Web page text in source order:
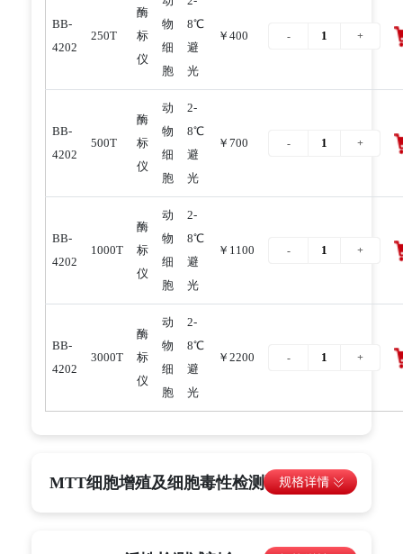
BB-
4202
250T
酶
标
仪
物
细
胞
8℃
避
光
￥400
BB-
4202
500T
酶
标
仪
动
物
细
胞
2-
8℃
避
光
￥700
BB-
4202
1000T
酶
标
仪
动
物
细
胞
2-
8℃
避
光
￥1100
BB-
4202
3000T
酶
标
仪
动
物
细
胞
2-
8℃
避
光
￥2200
MTT细胞增殖及细胞毒性检测试剂盒